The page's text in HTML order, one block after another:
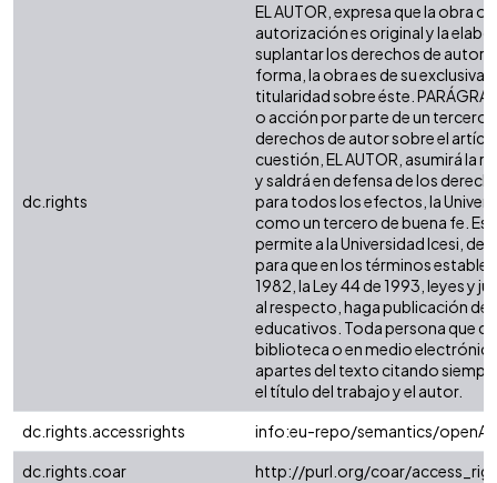
dc.rights
EL AUTOR, expresa que la obra
autorización es original y la
suplantar los derechos de autor
forma, la obra es de su exclusiva
titularidad sobre éste.
o acción por parte de un tercero
derechos de autor sobre el
cuestión, EL AUTOR, asumirá la
y saldrá en defensa de los
para todos los efectos, la
como un tercero de buena fe.
permite a la Universidad Icesi, de
para que en los términos
1982, la Ley 44 de 1993, leyes y
al respecto, haga publicación de
educativos. Toda persona que
biblioteca o en medio
apartes del texto citando
el título del trabajo y el autor.
dc.rights.accessrights
info:eu-repo/semantics/
dc.rights.coar
http://purl.org/coar/